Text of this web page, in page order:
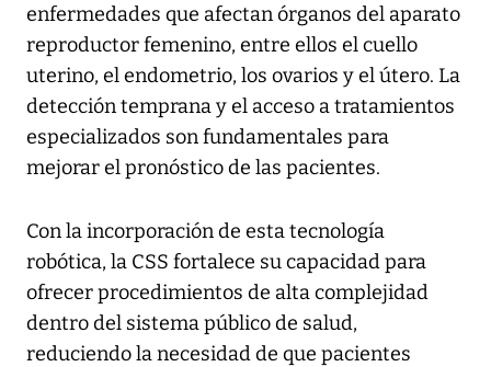
enfermedades que afectan órganos del aparato
reproductor femenino, entre ellos el cuello
uterino, el endometrio, los ovarios y el útero. La
detección temprana y el acceso a tratamientos
especializados son fundamentales para
mejorar el pronóstico de las pacientes.
Con la incorporación de esta tecnología
robótica, la CSS fortalece su capacidad para
ofrecer procedimientos de alta complejidad
dentro del sistema público de salud,
reduciendo la necesidad de que pacientes